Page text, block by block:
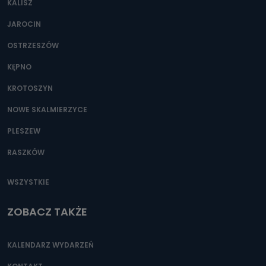
Można to zrobić pod numerem telefonu 62 735-51-05 lub
KALISZ
JAROCIN
OSTRZESZÓW
KĘPNO
KROTOSZYN
NOWE SKALMIERZYCE
PLESZEW
RASZKÓW
WSZYSTKIE
ZOBACZ TAKŻE
KALENDARZ WYDARZEŃ